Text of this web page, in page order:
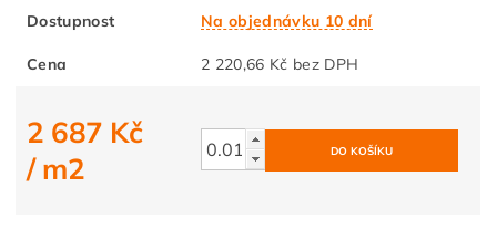
Dostupnost Na objednávku 10 dní
Cena 2 220,66 Kč bez DPH
2 687 Kč
/ m2